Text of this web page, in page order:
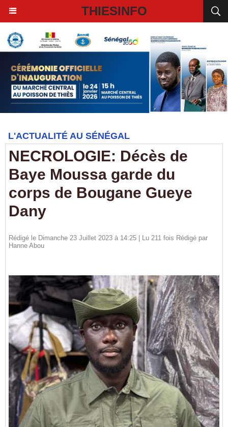
THIESINFO
L'ACTUALITÉ AU SÉNÉGAL
NECROLOGIE: Décès de
Baye Moussa garde du
corps de Bougane Gueye
Dany
Rédigé le Dimanche 23 Juillet 2023 à 14:25 | Lu 211 fois Rédigé par
Hanne Abou